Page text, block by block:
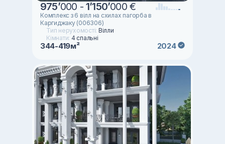
975’000 -1’150’000 €
Комплекс з 6 вілл на схилах пагорба в
Каргиджаку (006306)
Тип нерухомості: Вілли
Кімнати: 4 спальні
344-419м² 2024